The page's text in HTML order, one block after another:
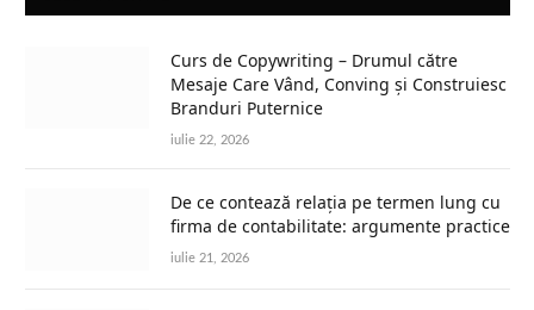
Curs de Copywriting – Drumul către
Mesaje Care Vând, Conving și Construiesc
Branduri Puternice
iulie 22, 2026
De ce contează relația pe termen lung cu
firma de contabilitate: argumente practice
iulie 21, 2026